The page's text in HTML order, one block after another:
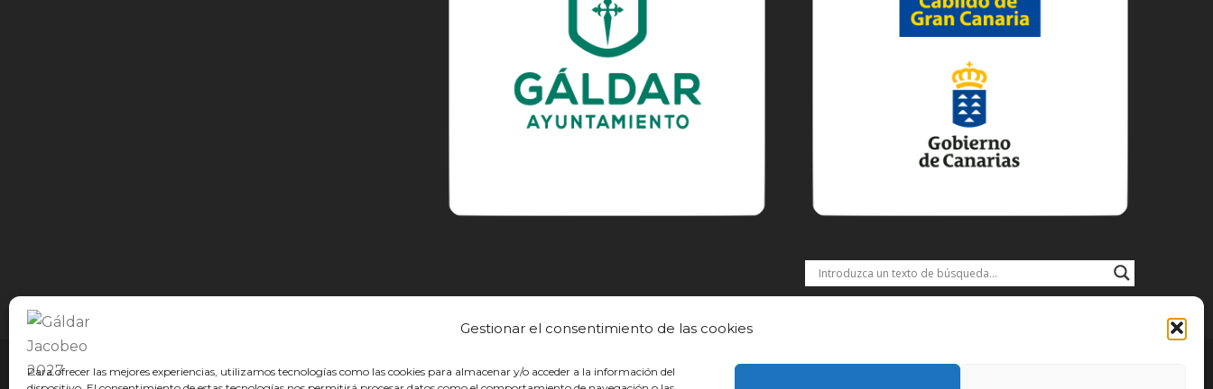
Gestionar el consentimiento de las cookies
Para ofrecer las mejores experiencias, utilizamos tecnologías como las cookies para almacenar y/o acceder a la información del
© GÁLDAR JACOBEO 2027 EL CAMINO DESCUBRE DESCARGAS